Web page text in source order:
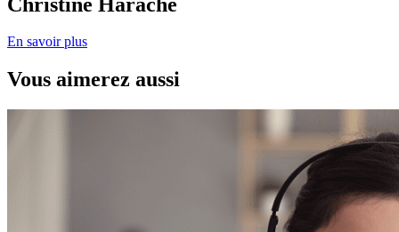
En savoir plus
Vous aimerez aussi